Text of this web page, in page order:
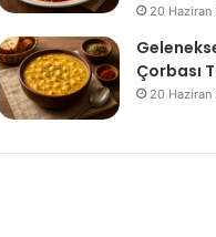
20 Haziran
Çorbası
20 Haziran